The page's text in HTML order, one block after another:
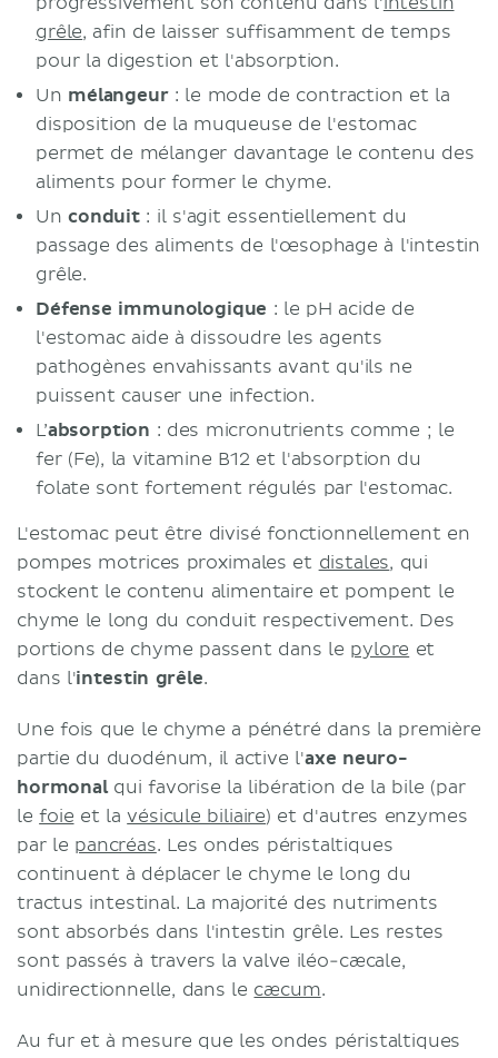
grêle, afin de laisser suffisamment de temps
pour la digestion et l'absorption.
Un mélangeur: le mode de contraction et la
disposition de la muqueuse de l'estomac
permet de mélanger davantage le contenu des
aliments pour former le chyme.
Unconduit : il s'agit essentiellement du
passage des aliments de l'œsophage à l'intestin
grêle.
Défense immunologique : le pH acide de
l'estomac aide à dissoudre les agents
pathogènes envahissants avant qu'ils ne
puissent causer une infection.
L’absorption : des micronutrients comme ; le
fer (Fe), la vitamine B12 et l'absorption du
folate sont fortement régulés par l'estomac.
L'estomac peut être divisé fonctionnellement en
pompes motrices proximales et distales, qui
stockent le contenu alimentaire et pompent le
chyme le long du conduit respectivement. Des
portions de chyme passent dans le pylore et
dans l'intestin grêle.
Une fois que le chyme a pénétré dans la première
partie du duodénum, il active l'axe neuro-
hormonalqui favorise la libération de la bile (par
lefoie et lavésicule biliaire) et d'autres enzymes
par le pancréas. Les ondes péristaltiques
continuent à déplacer le chyme le long du
tractus intestinal. La majorité des nutriments
sont absorbés dans l'intestin grêle. Les restes
sont passés à travers la valve iléo-cæcale,
unidirectionnelle, dans le cæcum.
Au fur et à mesure que les ondes péristaltiques